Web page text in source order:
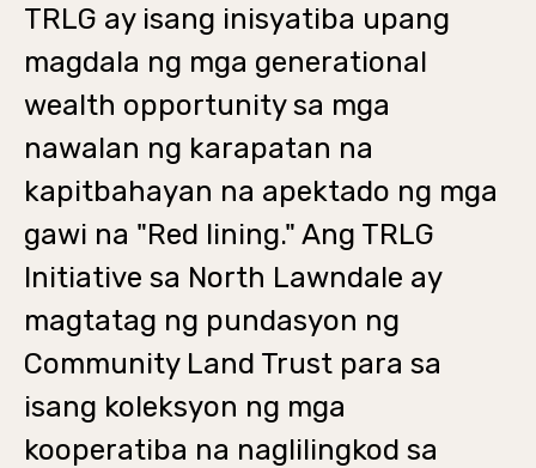
TRLG ay isang inisyatiba upang
magdala ng mga generational
wealth opportunity sa mga
nawalan ng karapatan na
kapitbahayan na apektado ng mga
gawi na "Red lining." Ang TRLG
Initiative sa North Lawndale ay
magtatag ng pundasyon ng
Community Land Trust para sa
isang koleksyon ng mga
kooperatiba na naglilingkod sa